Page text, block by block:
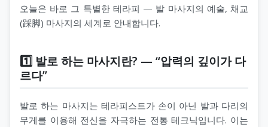
오늘은 바로 그 특별한 테라피 — 발 마사지의 예술, 채교
(踩脚) 마사지의 세계로 안내합니다.
1️⃣ 발로 하는 마사지란? — “압력의 깊이가 다
르다”
발로 하는 마사지는 테라피스트가 손이 아닌 발과 다리의
무게를 이용해 전신을 자극하는 전통 테크닉입니다. 이는